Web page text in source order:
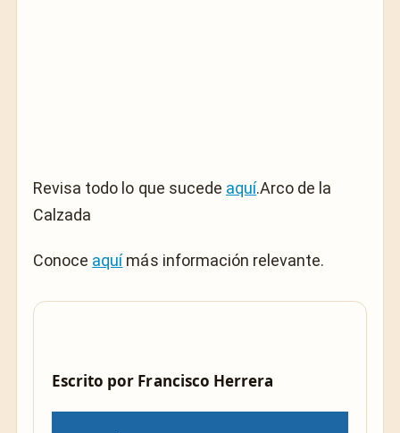
Revisa todo lo que sucede aquí.Arco de la
Calzada
Conoce aquímás información relevante.
Escrito por Francisco Herrera